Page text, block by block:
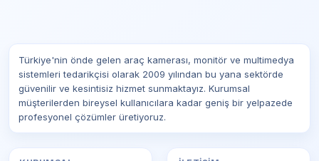
Türkiye'nin önde gelen araç kamerası, monitör ve multimedya
sistemleri tedarikçisi olarak 2009 yılından bu yana sektörde
güvenilir ve kesintisiz hizmet sunmaktayız. Kurumsal
müşterilerden bireysel kullanıcılara kadar geniş bir yelpazede
profesyonel çözümler üretiyoruz.